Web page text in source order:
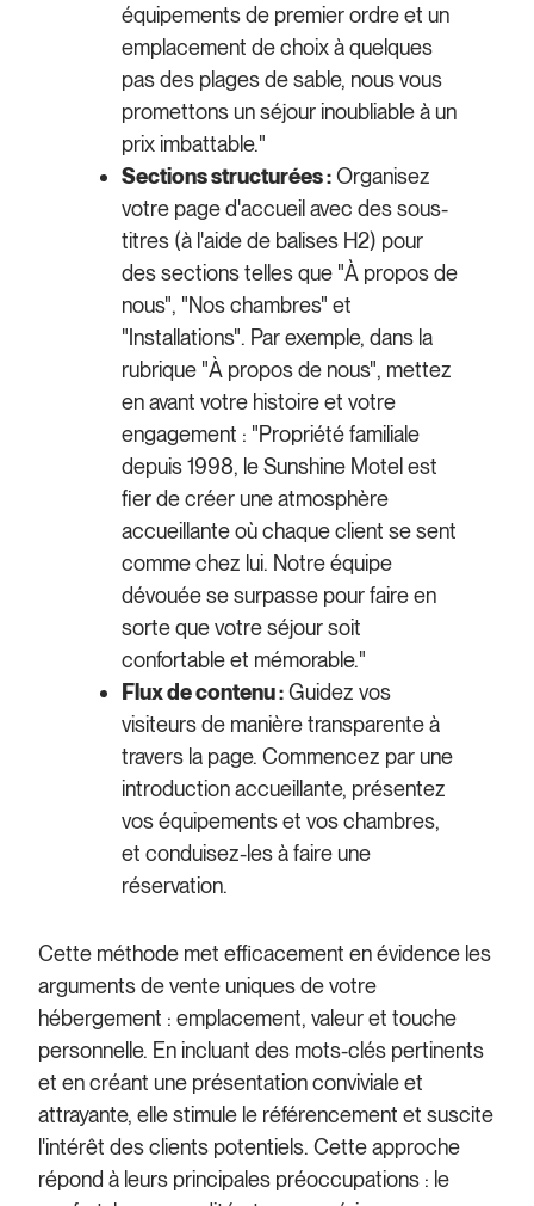
équipements de premier ordre et un
emplacement de choix à quelques
pas des plages de sable, nous vous
promettons un séjour inoubliable à un
prix imbattable."
Sections structurées :Organisez
votre page d'accueil avec des sous-
titres (à l'aide de balises H2) pour
des sections telles que "À propos de
nous", "Nos chambres" et
"Installations". Par exemple, dans la
rubrique "À propos de nous", mettez
en avant votre histoire et votre
engagement : "Propriété familiale
depuis 1998, le Sunshine Motel est
fier de créer une atmosphère
accueillante où chaque client se sent
comme chez lui. Notre équipe
dévouée se surpasse pour faire en
sorte que votre séjour soit
confortable et mémorable."
Flux de contenu :Guidez vos
visiteurs de manière transparente à
travers la page. Commencez par une
introduction accueillante, présentez
vos équipements et vos chambres,
et conduisez-les à faire une
réservation.
Cette méthode met efficacement en évidence les
arguments de vente uniques de votre
hébergement : emplacement, valeur et touche
personnelle. En incluant des mots-clés pertinents
et en créant une présentation conviviale et
attrayante, elle stimule le référencement et suscite
l'intérêt des clients potentiels. Cette approche
répond à leurs principales préoccupations : le